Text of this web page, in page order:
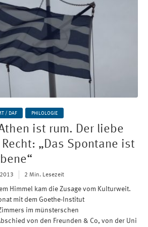
/ DAF PHILOLOGIE
ist rum. Der liebe
„Das Spontane ist
2 Min. Lesezeit
Himmel kam die Zusage vom Kulturweit.
mit dem Goethe-Institut
im münsterschen
von den Freunden & Co, von der Uni